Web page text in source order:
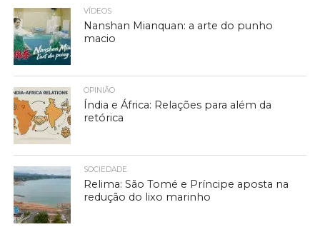
VÍDEOS
Nanshan Mianquan: a arte do punho
macio
OPINIÃO
Índia e África: Relações para além da
retórica
SOCIEDADE
Relima: São Tomé e Príncipe aposta na
redução do lixo marinho